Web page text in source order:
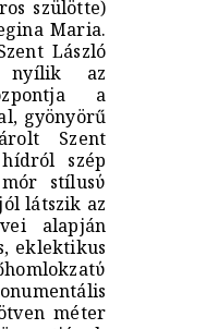
szülötte)
Maria.
László
nyílik az
a
gyönyörű
Szent
szép
stílusύ
látszik az
alapján
eklektikus
méter